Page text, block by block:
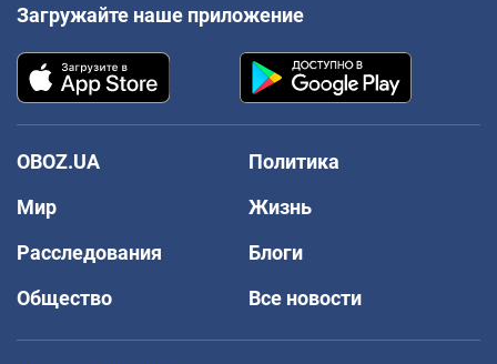
Загружайте наше приложение
OBOZ.UA
Политика
Мир
Жизнь
Расследования
Блоги
Общество
Все новости